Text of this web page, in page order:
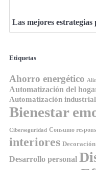
Las mejores
Etiquetas
Ahorro energético
Automatización del
Automatización industrial
Bienestar
Ciberseguridad Consumo
interiores
Desarrollo personal